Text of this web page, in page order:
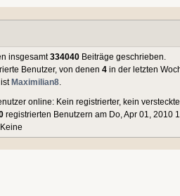
insgesamt334040 Beiträge geschrieben.
Benutzer, von denen 4 in der letzten
Maximilian8
online: Kein registrierter, kein
registrierten Benutzern am Do, Apr 01, 2010